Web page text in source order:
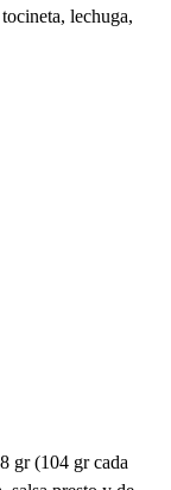
lechuga,
gr (104 gr cada